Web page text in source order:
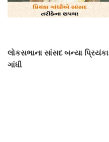
લોકસભાના સાંસદ બન્યા પ્રિયંકા
ગાંધી